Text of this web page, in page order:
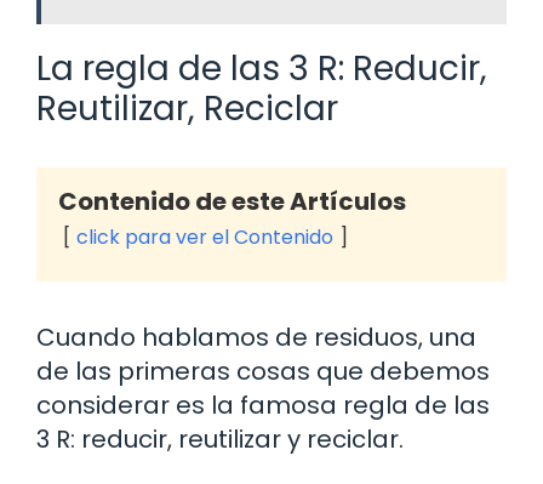
La regla de las 3 R: Reducir,
Reutilizar, Reciclar
Contenido de este Artículos
click para ver el Contenido
Cuando hablamos de residuos, una
de las primeras cosas que debemos
considerar es la famosa regla de las
3 R: reducir, reutilizar y reciclar.